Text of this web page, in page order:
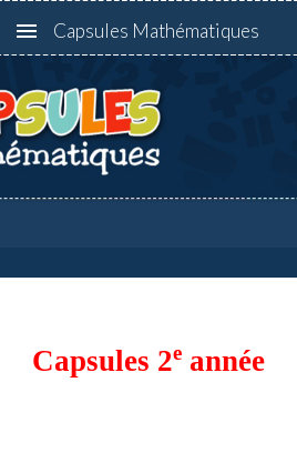
Skip to main content
Capsules Mathématiques
Capsules 2e année